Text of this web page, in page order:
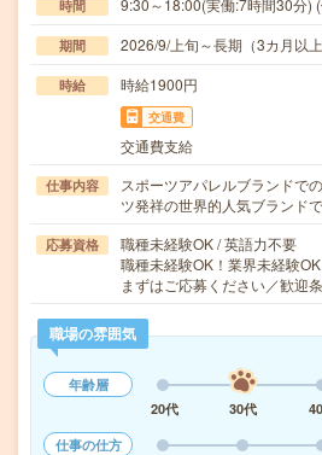
時間 9:30～18:00(実働:7時間30分)
期間 2026/9/上旬～長期（3カ月以
時給 時給1900円
交通費
交通費支給
仕事内容
スポーツアパレルブランドで
ツ発祥の世界的人気ブランド
応募資格
職種未経験OK / 英語力不要
職種未経験OK！業界未経験
まずはご応募ください／歓迎
職場の雰囲気
年齢層
20代
30代
仕事の仕方